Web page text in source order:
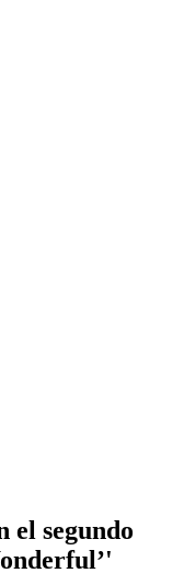
el segundo